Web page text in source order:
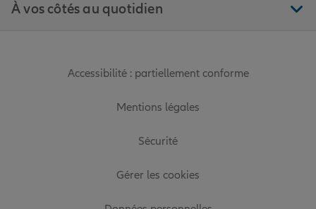
À vos côtés au quotidien
Accessibilité : partiellement conforme
Mentions légales
Sécurité
Gérer les cookies